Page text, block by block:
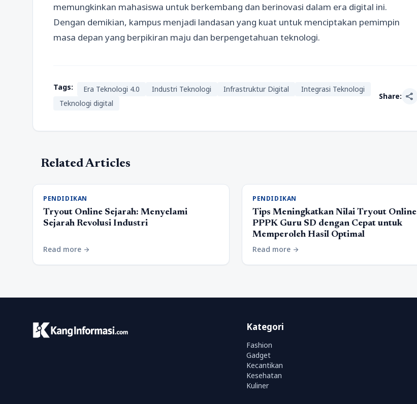
memungkinkan mahasiswa untuk berkembang dan berinovasi dalam era digital ini.
Dengan demikian, kampus menjadi landasan yang kuat untuk menciptakan pemimpin
masa depan yang berpikiran maju dan berpengetahuan teknologi.
Tags: Era Teknologi 4.0 Industri Teknologi Infrastruktur Digital
Integrasi Teknologi
Teknologi digital
Share: share
Related Articles
PENDIDIKAN
Tryout Online Sejarah: Menyelami
Sejarah Revolusi Industri
Read more arrow_forward
PENDIDIKAN
Tips Meningkatkan Nilai Tryout Online
PPPK Guru SD dengan Cepat untuk
Memperoleh Hasil Optimal
Read more arrow_forward
Kategori
Fashion
Gadget
Kecantikan
Kesehatan
Kuliner